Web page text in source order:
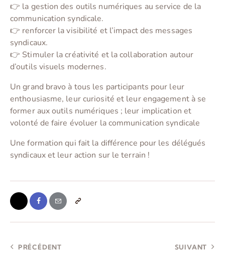
👉 la gestion des outils numériques au service de la
communication syndicale.
👉 renforcer la visibilité et l’impact des messages
syndicaux.
👉 Stimuler la créativité et la collaboration autour
d’outils visuels modernes.
Un grand bravo à tous les participants pour leur
enthousiasme, leur curiosité et leur engagement à se
former aux outils numériques ; leur implication et
volonté de faire évoluer la communication syndicale
Une formation qui fait la différence pour les délégués
syndicaux et leur action sur le terrain !
PRÉCÉDENT SUIVANT